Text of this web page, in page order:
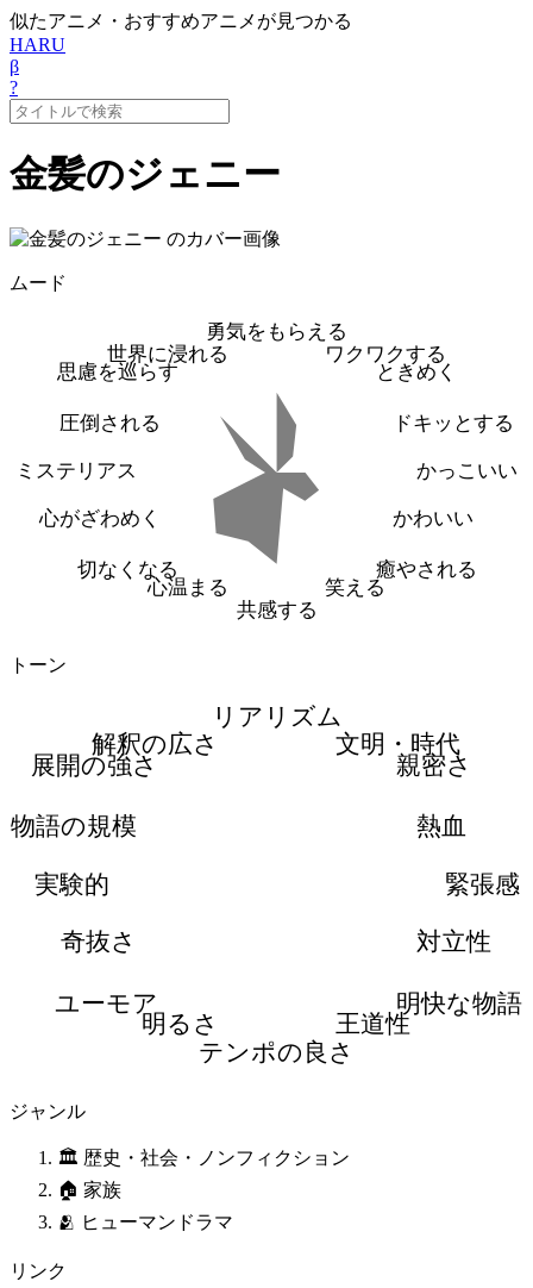
似たアニメ・おすすめアニメが見つかる
HARU
β
?
金髪のジェニー
ムード
勇気をもらえる
ワクワクする
ときめく
ドキッとする
かっこいい
かわいい
癒やされる
笑える
共感する
心温まる
切なくなる
心がざわめく
ミステリアス
圧倒される
思慮を巡らす
世界に浸れる
トーン
リアリズム
文明・時代
親密さ
熱血
緊張感
対立性
明快な物語
王道性
テンポの良さ
明るさ
ユーモア
奇抜さ
実験的
物語の規模
展開の強さ
解釈の広さ
ジャンル
🏛️ 歴史・社会・ノンフィクション
🏠 家族
🫂 ヒューマンドラマ
リンク